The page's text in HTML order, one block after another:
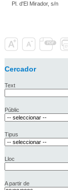
Pl. d'El Mirador, s/n
Cercador
Text
Públic
Tipus
Lloc
A partir de